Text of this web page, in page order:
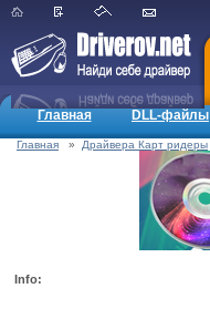
Главная DLL-файлы
Главная » Драйвера Карт ридеры
Info: